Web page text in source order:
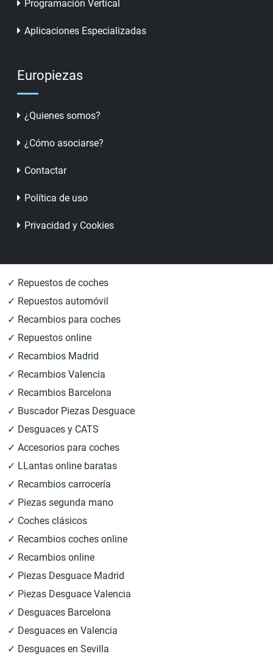
Programación Vertical
Aplicaciones Especializadas
Europiezas
¿Quienes somos?
¿Cómo asociarse?
Contactar
Política de uso
Privacidad y Cookies
✓ Repuestos de coches
✓ Repuestos automóvil
✓ Recambios para coches
✓ Repuestos online
✓ Recambios Madrid
✓ Recambios Valencia
✓ Recambios Barcelona
✓ Buscador Piezas Desguace
✓ Desguaces y CATS
✓ Accesorios para coches
✓ LLantas online baratas
✓ Recambios carrocería
✓ Piezas segunda mano
✓ Coches clásicos
✓ Recambios coches online
✓ Recambios online
✓ Piezas Desguace Madrid
✓ Piezas Desguace Valencia
✓ Desguaces Barcelona
✓ Desguaces en Valencia
✓ Desguaces en Sevilla